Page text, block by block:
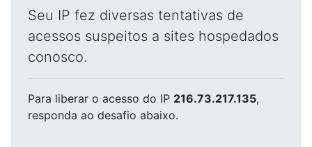
Seu IP fez diversas tentativas de
acessos suspeitos a sites hospedados
conosco.
Para liberar o acesso do IP 216.73.217.135,
responda ao desafio abaixo.